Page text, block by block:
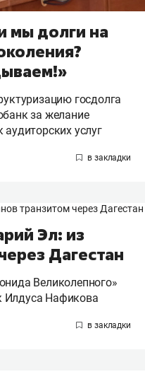
мы долги на
госдолга
за желание
услуг
Эл: из
Дагестан
Великолепного»
Илдуса Нафикова